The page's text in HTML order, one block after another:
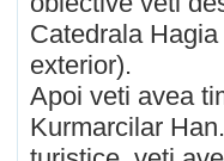
Catedrala
exterior).
Apoi veti avea
Kurmarcilar